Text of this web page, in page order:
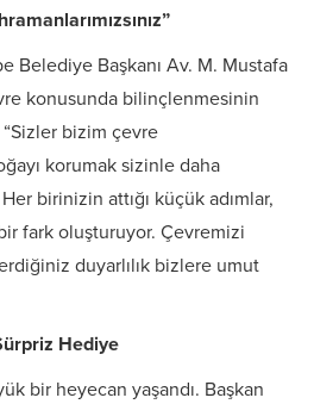
Belediye Başkanı Av. M. Mustafa
konusunda bilinçlenmesinin
bizim çevre
korumak sizinle daha
birinizin attığı küçük adımlar,
fark oluşturuyor. Çevremizi
duyarlılık bizlere umut
Hediye
bir heyecan yaşandı. Başkan